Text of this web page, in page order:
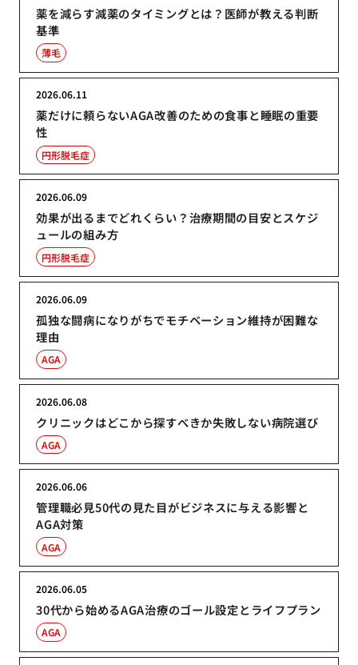
薬を減らす減薬のタイミングとは？医師が教える判断
基準
薄毛
薬だけに頼らないAGA改善のための食事と睡眠の重要
性
2026.06.11
円形脱毛症
効果が出るまでどれくらい？治療期間の目安とスケジ
ュールの組み方
2026.06.09
円形脱毛症
孤独な闘病になりがちでモチベーション維持が困難な
理由
2026.06.09
AGA
クリニックはどこから探すべきか失敗しない病院選び
2026.06.08
AGA
管理職必見50代の見た目がビジネスに与える影響と
AGA対策
2026.06.06
AGA
30代から始めるAGA治療のゴール設定とライフプラン
2026.06.05
AGA